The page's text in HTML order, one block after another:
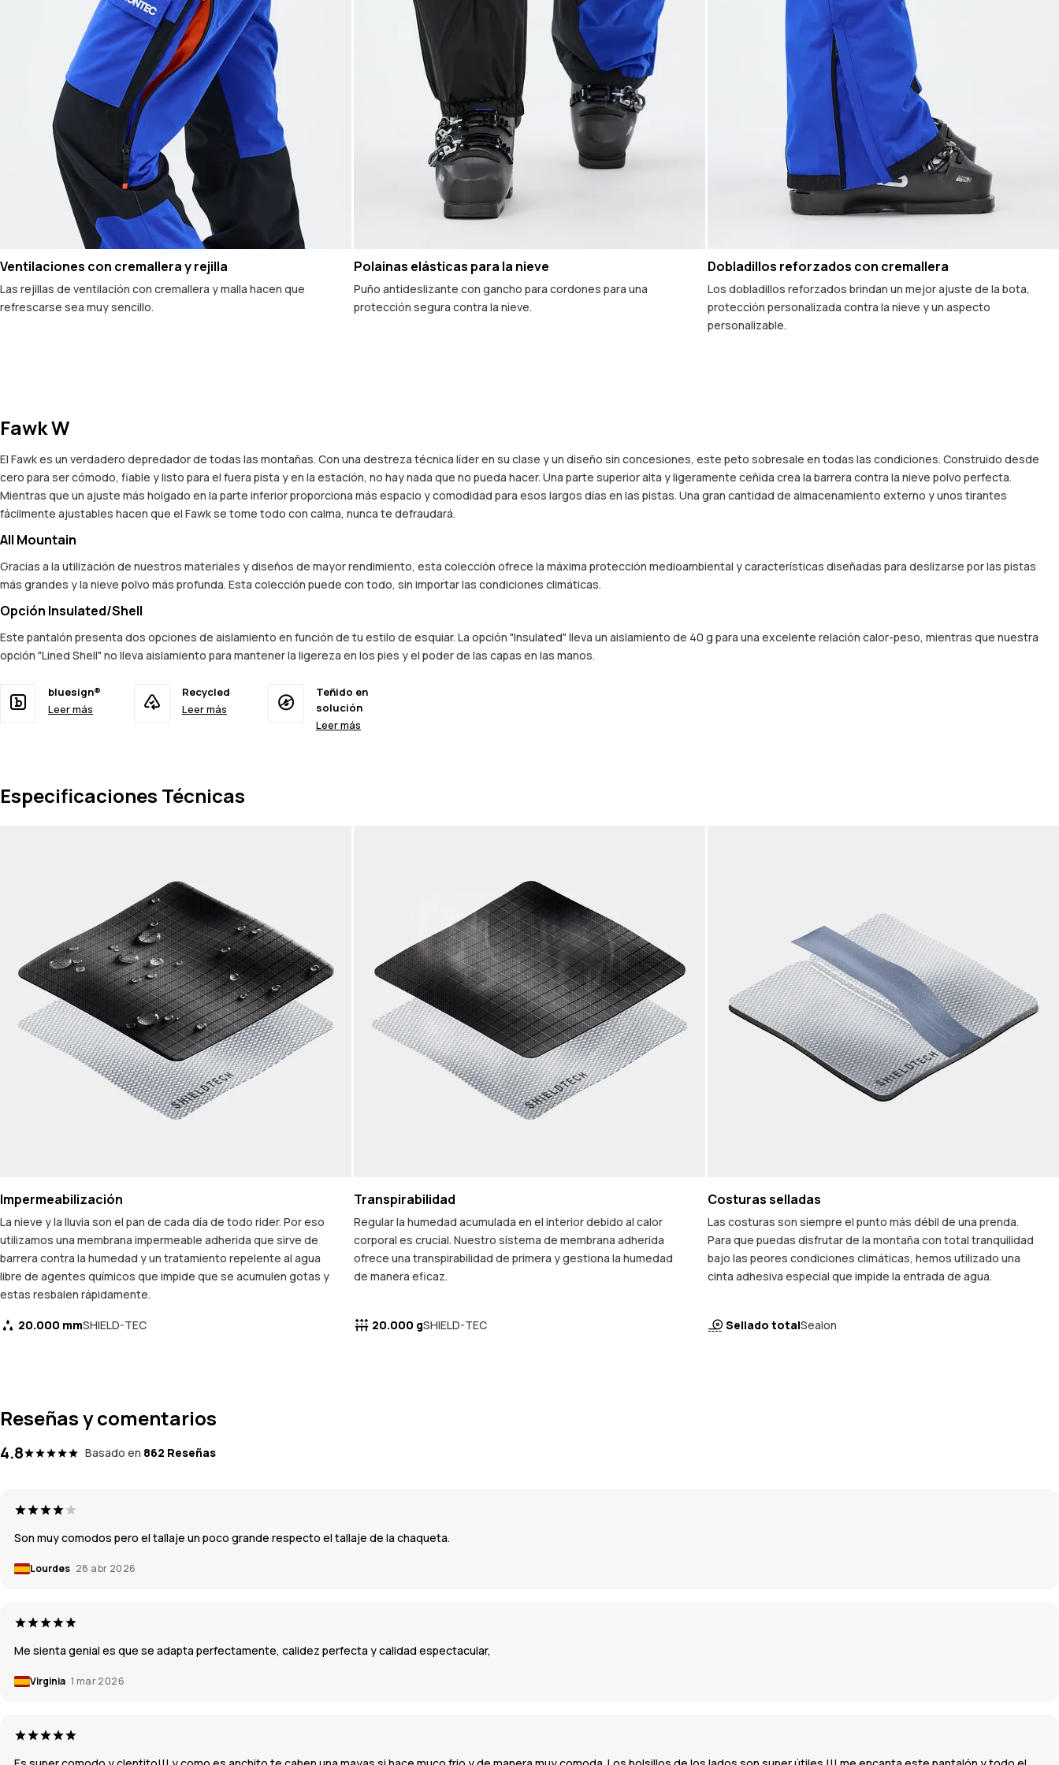
Ventilaciones con cremallera y rejilla
Las rejillas de ventilación con cremallera y malla hacen que
refrescarse sea muy sencillo.
Polainas elásticas para la nieve
Puño antideslizante con gancho para cordones para una
protección segura contra la nieve.
Dobladillos reforzados con cremallera
Los dobladillos reforzados brindan un mejor ajuste de la bota,
protección personalizada contra la nieve y un aspecto
personalizable.
Fawk W
El Fawk es un verdadero depredador de todas las montañas. Con una destreza técnica líder en su clase y un diseño sin concesiones, este peto sobresale en todas las condiciones. Construido desde
cero para ser cómodo, fiable y listo para el fuera pista y en la estación, no hay nada que no pueda hacer. Una parte superior alta y ligeramente ceñida crea la barrera contra la nieve polvo perfecta.
Mientras que un ajuste más holgado en la parte inferior proporciona más espacio y comodidad para esos largos días en las pistas. Una gran cantidad de almacenamiento externo y unos tirantes
fácilmente ajustables hacen que el Fawk se tome todo con calma, nunca te defraudará.
All Mountain
Gracias a la utilización de nuestros materiales y diseños de mayor rendimiento, esta colección ofrece la máxima protección medioambiental y características diseñadas para deslizarse por las pistas
más grandes y la nieve polvo más profunda. Esta colección puede con todo, sin importar las condiciones climáticas.
Opción Insulated/Shell
Este pantalón presenta dos opciones de aislamiento en función de tu estilo de esquiar. La opción "Insulated" lleva un aislamiento de 40 g para una excelente relación calor-peso, mientras que nuestra
opción "Lined Shell" no lleva aislamiento para mantener la ligereza en los pies y el poder de las capas en las manos.
bluesign®
Leer más
Recycled
Leer más
Teñido en
solución
Leer más
Especificaciones Técnicas
Impermeabilización
La nieve y la lluvia son el pan de cada día de todo rider. Por eso
utilizamos una membrana impermeable adherida que sirve de
barrera contra la humedad y un tratamiento repelente al agua
libre de agentes químicos que impide que se acumulen gotas y
estas resbalen rápidamente.
20.000 mmSHIELD-TEC
Transpirabilidad
Regular la humedad acumulada en el interior debido al calor
corporal es crucial. Nuestro sistema de membrana adherida
ofrece una transpirabilidad de primera y gestiona la humedad
de manera eficaz.
20.000 gSHIELD-TEC
Costuras selladas
Las costuras son siempre el punto más débil de una prenda.
Para que puedas disfrutar de la montaña con total tranquilidad
bajo las peores condiciones climáticas, hemos utilizado una
cinta adhesiva especial que impide la entrada de agua.
Sellado totalSealon
Reseñas y comentarios
4.8 Basado en 862 Reseñas
Son muy comodos pero el tallaje un poco grande respecto el tallaje de la chaqueta.
Lourdes 28 abr 2026
Me sienta genial es que se adapta perfectamente, calidez perfecta y calidad espectacular,
Virginia 1 mar 2026